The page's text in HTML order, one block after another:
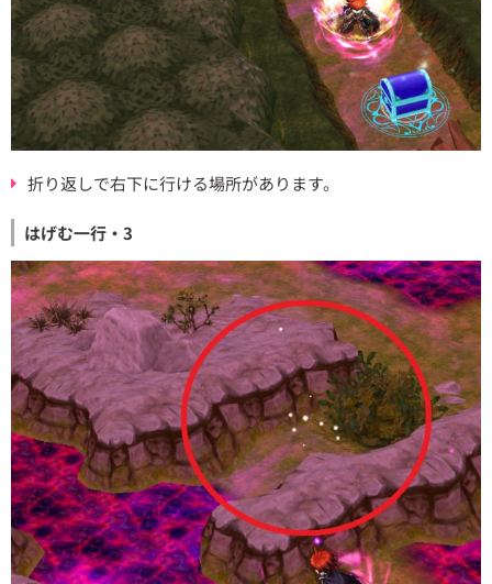
折り返しで右下に行ける場所があります。
はげむ一行・3